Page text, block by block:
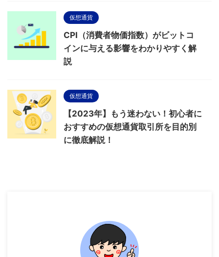
仮想通貨
CPI（消費者物価指数）がビットコ
インに与える影響をわかりやすく解
説
仮想通貨
【2023年】もう迷わない！初心者に
おすすめの仮想通貨取引所を目的別
に徹底解説！